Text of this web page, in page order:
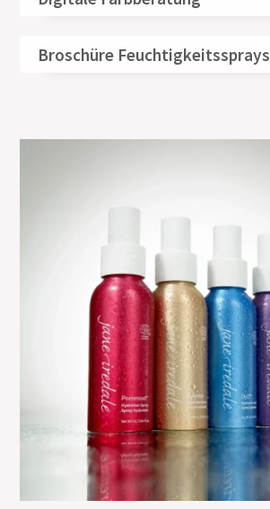
Broschüre Feuchtigkeitssprays